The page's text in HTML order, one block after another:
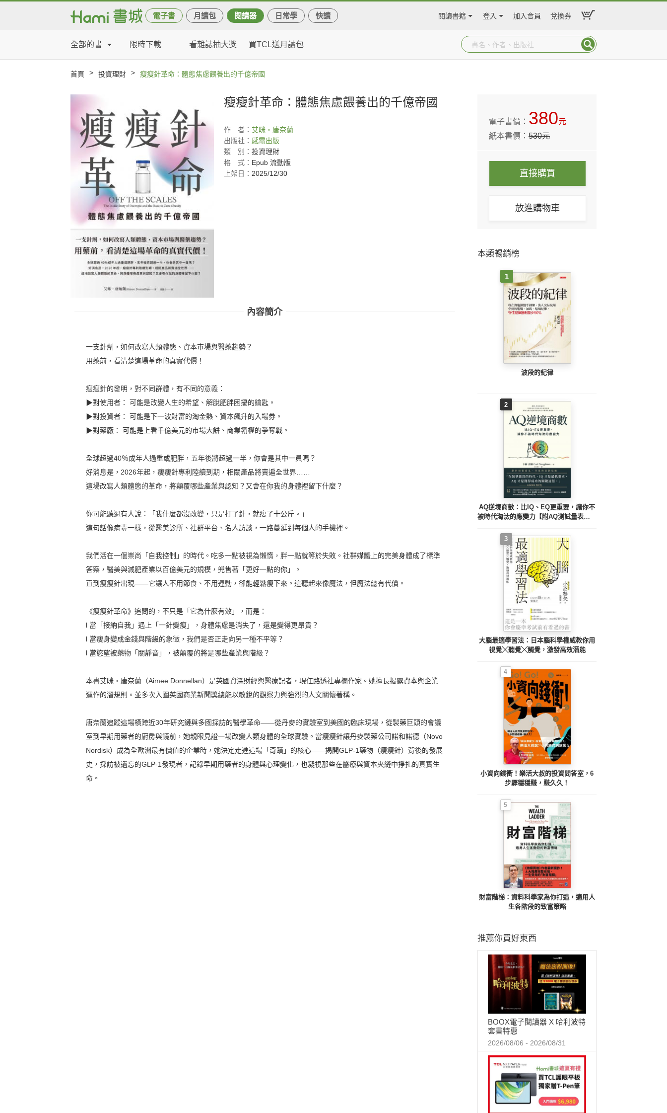
電子書 月讀包 閱讀器 日常學 快讀 閱讀書籍 登入 加入會員 兌換券
全部的書 限時下載 看雜誌抽大獎 買TCL送月讀包
首頁 > 投資理財 > 瘦瘦針革命：體態焦慮餵養出的千億帝國
瘦瘦針革命：體態焦慮餵養出的千億帝國
作 者： 艾咪・唐奈蘭
出版社： 感電出版
類
別： 投資理財
格
式： Epub 流動版
上架日： 2025/12/30
內容簡介
一支針劑，如何改寫人類體態、資本市場與醫藥趨勢？
用藥前，看清楚這場革命的真實代價！
瘦瘦針的發明，對不同群體，有不同的意義：
▶對使用者： 可能是改變人生的希望、解脫肥胖困擾的鑰匙。
▶對投資者： 可能是下一波財富的淘金熱、資本飆升的入場券。
▶對藥廠： 可能是上看千億美元的市場大餅、商業霸權的爭奪戰。
全球超過40％成年人過重或肥胖，五年後將超過一半，你會是其中一員嗎？
好消息是，2026年起，瘦瘦針專利陸續到期，相關產品將賣遍全世界……
這場改寫人類體態的革命，將顛覆哪些產業與認知？又會在你我的身體裡留下什麼？
你可能聽過有人說：「我什麼都沒改變，只是打了針，就瘦了十公斤。」
這句話像病毒一樣，從醫美診所、社群平台、名人訪談，一路蔓延到每個人的手機裡。
我們活在一個崇尚「自我控制」的時代。吃多一點被視為懶惰，胖一點就等於失敗。社群媒體上的完美身體成了標準
答案，醫美與減肥產業以百億美元的規模，兜售著「更好一點的你」。
直到瘦瘦針出現——它讓人不用節食、不用運動，卻能輕鬆瘦下來。這聽起來像魔法，但魔法總有代價。
《瘦瘦針革命》追問的，不只是「它為什麼有效」，而是：
l 當「接納自我」遇上「一針變瘦」，身體焦慮是消失了，還是變得更昂貴？
l 當瘦身變成金錢與階級的象徵，我們是否正走向另一種不平等？
l 當慾望被藥物「關靜音」，被顛覆的將是哪些產業與階級？
本書艾咪・唐奈蘭（Aimee Donnellan）是英國資深財經與醫療記者，現任路透社專欄作家。她擅長揭露資本與企業
運作的潛規則。並多次入圍英國商業新聞獎總能以敏銳的觀察力與強烈的人文關懷著稱。
唐奈蘭追蹤這場橫跨近30年研究鏈與多國採訪的醫學革命——從丹麥的實驗室到美國的臨床現場，從製藥巨頭的會議
室到早期用藥者的廚房與鏡前，她親眼見證一場改變人類身體的全球實驗。當瘦瘦針讓丹麥製藥公司諾和諾德（Novo
Nordisk）成為全歐洲最有價值的企業時，她決定走進這場「奇蹟」的核心——揭開GLP-1藥物（瘦瘦針）背後的發展
史，採訪被遺忘的GLP-1發現者，記錄早期用藥者的身體與心理變化，也凝視那些在醫療與資本夾縫中掙扎的真實生
命。
電子書價： 380元
紙本書價：530元
直接購買
放進購物車
本類暢銷榜
1
波段的紀律
2
AQ逆境商數：比IQ、EQ更重要，讓你不
被時代淘汰的應變力【附AQ測試量表，從
與優勢】
3
大腦最適學習法：日本腦科學權威教你用
視覺╳聽覺╳觸覺，激發高效潛能
4
小資向錢衝！樂活大叔的投資問答室，6
步驟穩穩賺，賺久久！
5
財富階梯：資料科學家為你打造，適用人
生各階段的致富策略
推薦你買好東西
BOOX電子閱讀器 X 哈利波特
套書特惠
2026/08/06 - 2026/08/31